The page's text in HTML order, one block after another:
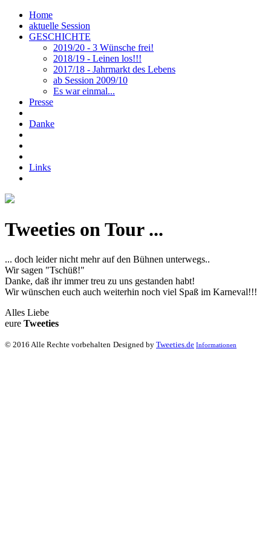
Home
aktuelle Session
GESCHICHTE
2019/20 - 3 Wünsche frei!
2018/19 - Leinen los!!!
2017/18 - Jahrmarkt des Lebens
ab Session 2009/10
Es war einmal...
Presse
Danke
Links
Tweeties on Tour ...
... doch leider nicht mehr auf den Bühnen unterwegs..
Wir sagen "Tschüß!"
Danke, daß ihr immer treu zu uns gestanden habt!
Wir wünschen euch auch weiterhin noch viel Spaß im Karneval!!!
Alles Liebe
eure Tweeties
© 2016 Alle Rechte vorbehalten Designed by Tweeties.de Informationen